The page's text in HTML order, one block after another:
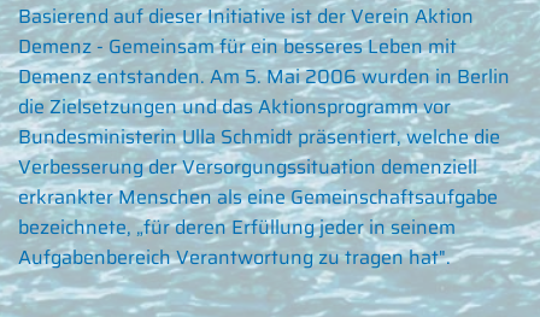
Basierend auf dieser Initiative ist der Verein Aktion
Demenz - Gemeinsam für ein besseres Leben mit
Demenz entstanden. Am 5. Mai 2006 wurden in Berlin
die Zielsetzungen und das Aktionsprogramm vor
Bundesministerin Ulla Schmidt präsentiert, welche die
Verbesserung der Versorgungssituation demenziell
erkrankter Menschen als eine Gemeinschaftsaufgabe
bezeichnete, „für deren Erfüllung jeder in seinem
Aufgabenbereich Verantwortung zu tragen hat".